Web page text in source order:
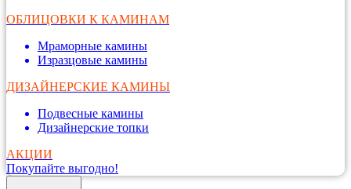
ОБЛИЦОВКИ К КАМИНАМ
Мраморные камины
Изразцовые камины
ДИЗАЙНЕРСКИЕ КАМИНЫ
Подвесные камины
Дизайнерские топки
АКЦИИ
Покупайте выгодно!